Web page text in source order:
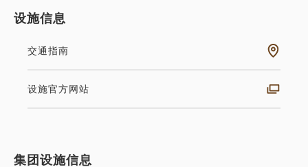
设施信息
交通指南
设施官方网站
集团设施信息